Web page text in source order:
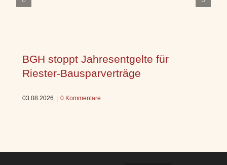
BGH stoppt Jahresentgelte für
Riester-Bausparverträge
03.08.2026 0 Kommentare